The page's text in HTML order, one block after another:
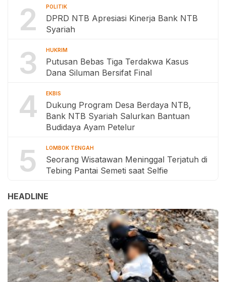
2 POLITIK
DPRD NTB Apresiasi Kinerja Bank NTB
Syariah
3 HUKRIM
Putusan Bebas Tiga Terdakwa Kasus
Dana Siluman Bersifat Final
4 EKBIS
Dukung Program Desa Berdaya NTB,
Bank NTB Syariah Salurkan Bantuan
Budidaya Ayam Petelur
5 LOMBOK TENGAH
Seorang Wisatawan Meninggal Terjatuh di
Tebing Pantai Semeti saat Selfie
HEADLINE